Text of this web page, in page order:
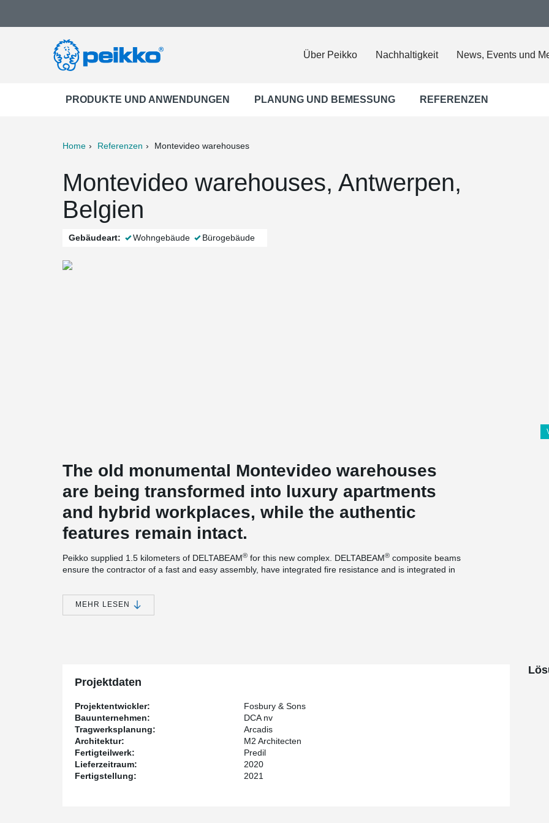
Über Peikko Nachhaltigkeit News, Events und
PRODUKTE UND ANWENDUNGEN PLANUNG UND BEMESSUNG REFERENZEN
Home Referenzen Montevideo warehouses
Montevideo warehouses, Antwerpen,
Belgien
Gebäudeart: Wohngebäude Bürogebäude
The old monumental Montevideo warehouses
are being transformed into luxury apartments
and hybrid workplaces, while the authentic
features remain intact.
Peikko supplied 1.5 kilometers of DELTABEAM® for this new complex. DELTABEAM® composite beams
ensure the contractor of a fast and easy assembly, have integrated fire resistance and is integrated in
In combination with the PCs
need for big concrete corbels. The beams hang on these corbels, which are no longer visible
MEHR LESEN
Projektdaten
Projektentwickler:
Fosbury & Sons
Bauunternehmen:
DCA nv
Tragwerksplanung:
Arcadis
Architektur:
M2 Architecten
Fertigteilwerk:
Predil
Lieferzeitraum:
2020
Fertigstellung:
2021